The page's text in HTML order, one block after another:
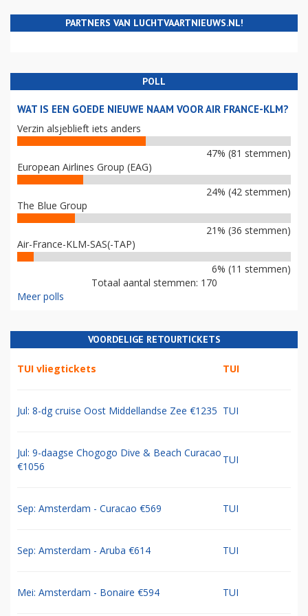
PARTNERS VAN LUCHTVAARTNIEUWS.NL!
POLL
WAT IS EEN GOEDE NIEUWE NAAM VOOR AIR FRANCE-KLM?
Verzin alsjeblieft iets anders
47% (81 stemmen)
European Airlines Group (EAG)
24% (42 stemmen)
The Blue Group
21% (36 stemmen)
Air-France-KLM-SAS(-TAP)
6% (11 stemmen)
Totaal aantal stemmen: 170
Meer polls
VOORDELIGE RETOURTICKETS
TUI vliegtickets TUI
Jul: 8-dg cruise Oost Middellandse Zee €1235 TUI
Jul: 9-daagse Chogogo Dive & Beach Curacao
€1056
TUI
Sep: Amsterdam - Curacao €569 TUI
Sep: Amsterdam - Aruba €614 TUI
Mei: Amsterdam - Bonaire €594 TUI